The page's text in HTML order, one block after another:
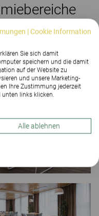
|Cookie Information
Sie sich damit
speichern und die damit
auf der Website zu
und unsere Marketing-
Ihre Zustimmung jederzeit
unten links klicken.
Alle ablehnen